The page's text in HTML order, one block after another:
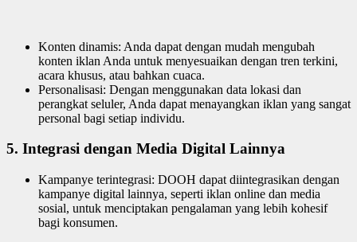
Konten dinamis: Anda dapat dengan mudah mengubah
konten iklan Anda untuk menyesuaikan dengan tren terkini,
acara khusus, atau bahkan cuaca.
Personalisasi: Dengan menggunakan data lokasi dan
perangkat seluler, Anda dapat menayangkan iklan yang sangat
personal bagi setiap individu.
5. Integrasi dengan Media Digital Lainnya
Kampanye terintegrasi: DOOH dapat diintegrasikan dengan
kampanye digital lainnya, seperti iklan online dan media
sosial, untuk menciptakan pengalaman yang lebih kohesif
bagi konsumen.